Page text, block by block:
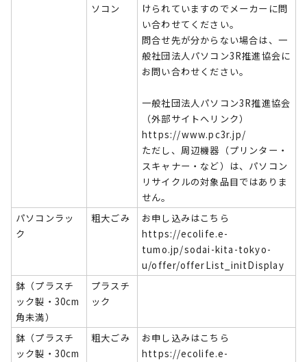
ソコン
けられていますのでメーカーに問
い合わせてください。
問合せ先が分からない場合は、一
般社団法人パソコン3R推進協会に
お問い合わせください。
一般社団法人パソコン3R推進協会
（外部サイトへリンク）
https://www.pc3r.jp/
ただし、周辺機器（プリンター・
スキャナー・など）は、パソコン
リサイクルの対象品目ではありま
せん。
パソコンラッ
ク
粗大ごみ
お申し込みはこちら
https://ecolife.e-
tumo.jp/sodai-kita-tokyo-
u/offer/offerList_initDisplay
鉢（プラスチ
ック製・30cm
角未満）
プラスチ
ック
鉢（プラスチ
ック製・30cm
粗大ごみ
お申し込みはこちら
https://ecolife.e-